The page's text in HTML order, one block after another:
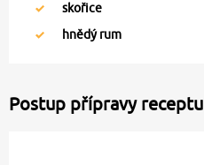
skořice
hnědý rum
Postup přípravy receptu